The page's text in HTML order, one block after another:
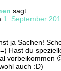
sagt:
1. September
ja Sachen!
Hast du
vorbeikommen
auch :D)